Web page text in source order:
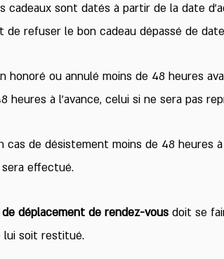
cadeaux sont datés à partir de la date
refuser le bon cadeau dépassé de
honoré ou annulé moins de 48 heures
heures à l’avance, celui si ne sera pas
cas de désistement moins de 48 heures
effectué.
déplacement de rendez-vous doit se
lui soit restitué.